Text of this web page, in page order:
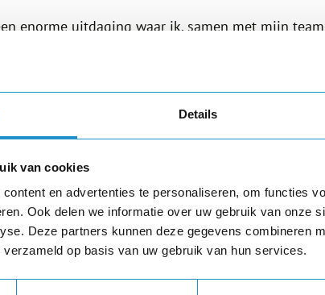
Details
van cookies
en advertenties te personaliseren, om functies
Ook delen we informatie over uw gebruik van onze
Deze partners kunnen deze gegevens combineren
op basis van uw gebruik van hun services.
enorme uitdaging waar ik, samen met mijn
niet mee klaar was. Toch heb ik de stap gezet.
meer en wist niet of ik later weer opnieuw een
Mijn klimexpedities hebben mijn leven
gelukkiger en rustiger geworden.
aan je status-quo. Stap over al die beren